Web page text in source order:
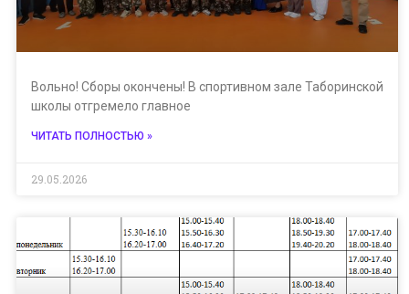
Вольно! Сборы окончены! В спортивном зале Таборинской
школы отгремело главное
ЧИТАТЬ ПОЛНОСТЬЮ »
29.05.2026